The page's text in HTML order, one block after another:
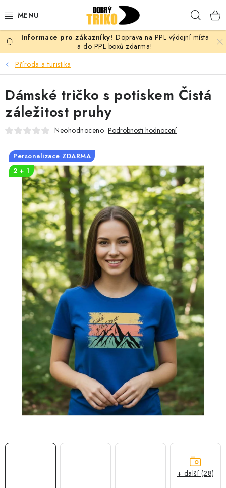
na
PRO ŽENY
PRO MUŽE
PRO DĚTI
PRO PÁRY
VLASTNÍ MOTIV
TRIČKA
MIKINY
OKAMŽITĚ K ODBĚRU
B2B
MÁM SRDCE POMÁHÁM
PROVIZNÍ SYSTÉM
O nás Časté otázky
Doprava a platba
Obchodní podmínky
Zásady zpracování ochrany osobních údajů
Napište nám
Doprava na PPL výdejní místa
a do PPL boxů zdarma!
Příroda a turistika
Dámské tričko s potiskem Čistá
záležitost pruhy
Neohodnoceno Podrobnosti hodnocení
Personalizace ZDARMA
2 + 1
+ další (28)